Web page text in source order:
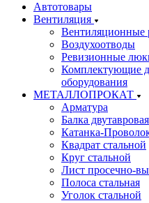
Автотовары
Вентиляция
Вентиляционные
Воздухоотводы
Ревизионные
Комплектующие
оборудования
МЕТАЛЛОПРОКАТ
Арматура
Балка двутавровая
Катанка-
Квадрат стальной
Круг стальной
Лист просечно-
Полоса стальная
Уголок стальной